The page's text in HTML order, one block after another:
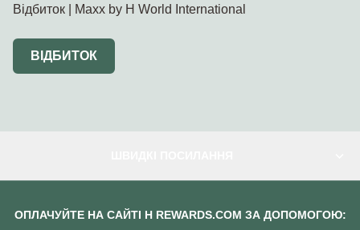
Відбиток | Maxx by H World International
ВІДБИТОК
ОПЛАЧУЙТЕ НА САЙТІ H REWARDS.COM ЗА ДОПОМОГОЮ: